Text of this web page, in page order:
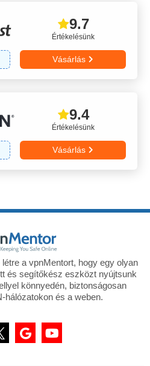
Értékelésünk
9.7
Vásárlás
Értékelésünk
9.4
Vásárlás
a vpnMentort, hogy egy olyan
és segítőkész eszközt nyújtsunk
könnyedén, biztonságosan
hálózatokon és a weben.